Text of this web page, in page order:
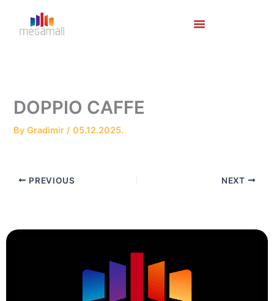
content
DOPPIO CAFFE
ByGradimir/05.12.2025.
PREVIOUS NEXT